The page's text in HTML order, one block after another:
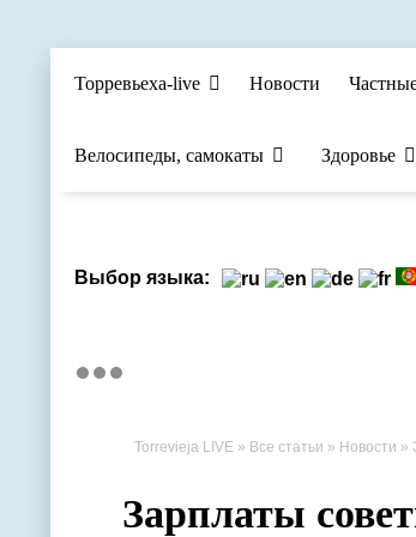
Торревьеха-live Новости
Велосипеды, самокаты Здоровье
Выбор языка:
Torrevieja LIVE » Все статьи » Новости »
Зарплаты